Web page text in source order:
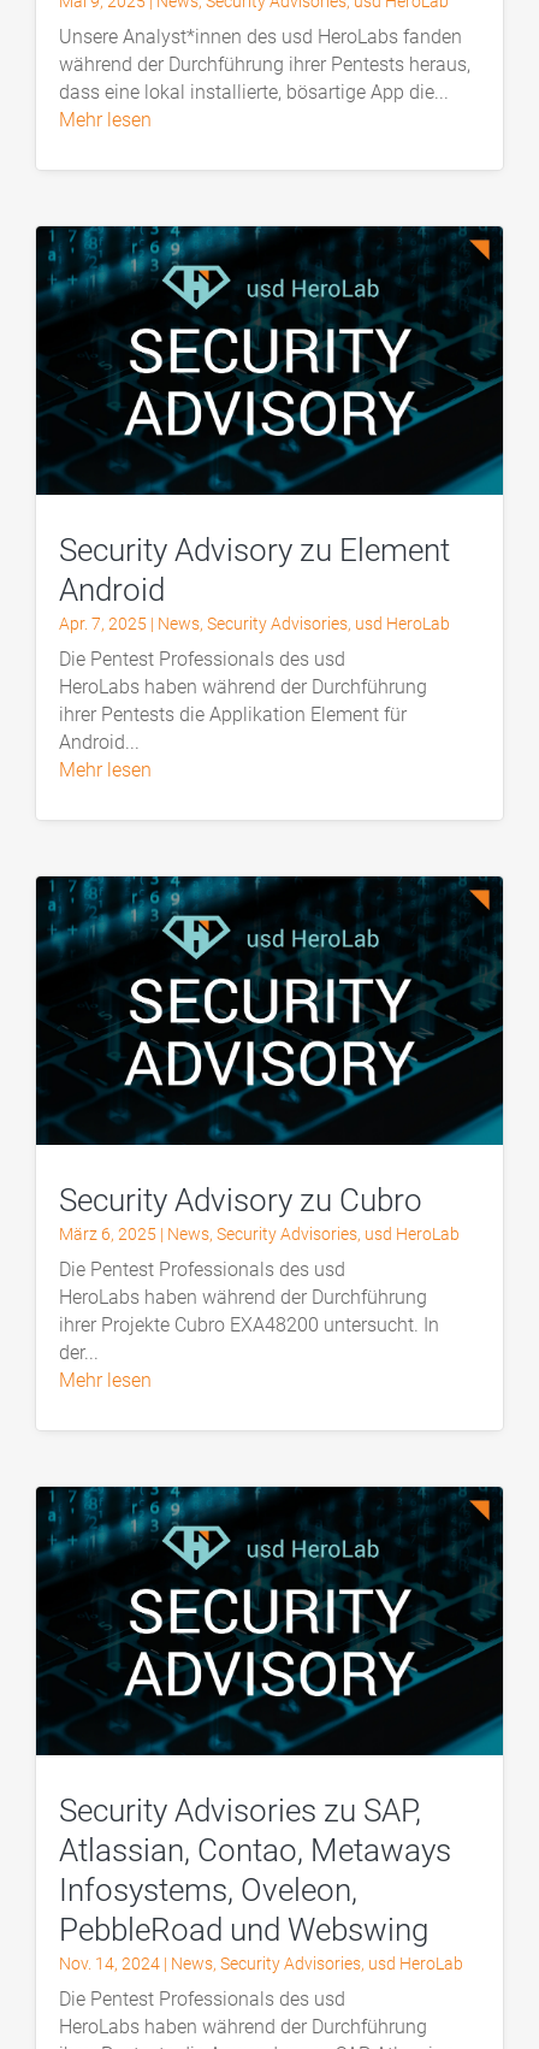
Unsere Analyst*innen des usd HeroLabs fanden
während der Durchführung ihrer Pentests heraus,
dass eine lokal installierte, bösartige App die...
mehr lesen
Security Advisory zu Element
Android
Apr. 7, 2025 | News,Security Advisories, usd HeroLab
Die Pentest Professionals des usd
HeroLabs haben während der Durchführung
ihrer Pentests die Applikation Element für
Android...
mehr lesen
Security Advisory zu Cubro
März 6, 2025 | News,Security Advisories, usd HeroLab
Die Pentest Professionals des usd
HeroLabs haben während der Durchführung
ihrer Projekte Cubro EXA48200 untersucht. In
der...
mehr lesen
Security Advisories zu SAP,
Atlassian, Contao, Metaways
Infosystems, Oveleon,
PebbleRoad und Webswing
Nov. 14, 2024 | News,Security Advisories, usd HeroLab
Die Pentest Professionals des usd
HeroLabs haben während der Durchführung